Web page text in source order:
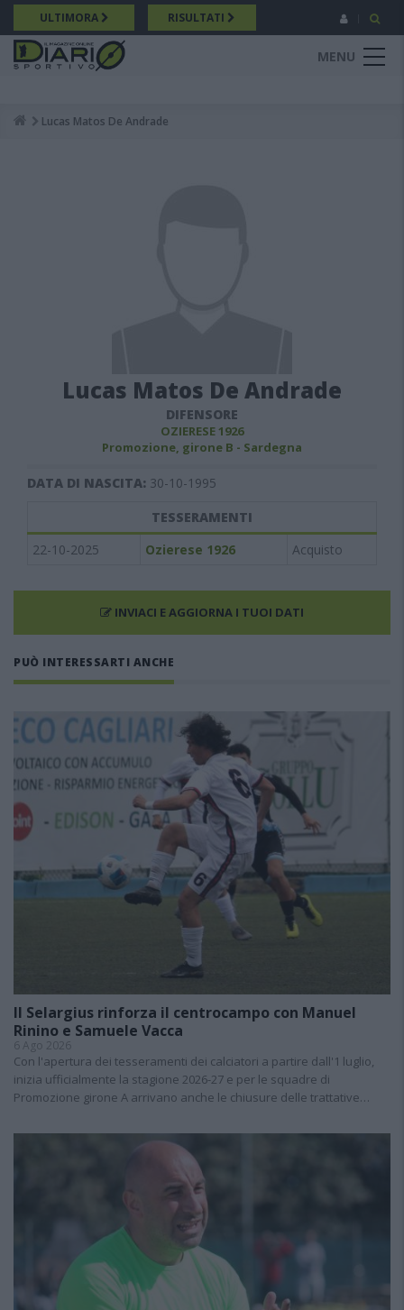
Salta
al
contenuto
principale
ULTIMORA RISULTATI
MENU
Breadcrumb
Lucas Matos De Andrade
Lucas Matos De Andrade
DIFENSORE
OZIERESE 1926
Promozione, girone B - Sardegna
DATA DI NASCITA: 30-10-1995
TESSERAMENTI
22-10-2025
Ozierese 1926 Acquisto
INVIACI E AGGIORNA I TUOI DATI
PUÒ INTERESSARTI ANCHE
Il Selargius rinforza il centrocampo con Manuel
Rinino e Samuele Vacca
6 Ago 2026
Con l'apertura dei tesseramenti dei calciatori a partire dall'1 luglio,
inizia ufficialmente la stagione 2026-27 e per le squadre di
Promozione girone A arrivano anche le chiusure delle trattative…